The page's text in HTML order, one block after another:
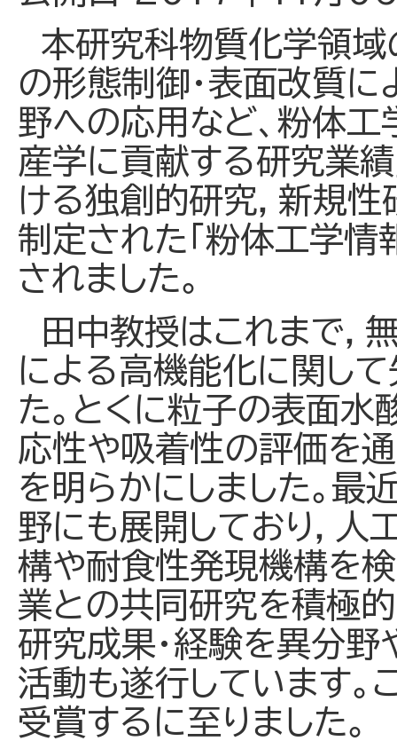
本研究科物質化学領域
の形態制御・表面改質
野への応用など、粉体工
産学に貢献する研究業績
ける独創的研究，新規
制定された「粉体工学情
されました。
田中教授はこれまで，
による高機能化に関し
た。とくに粒子の表面水
応性や吸着性の評価を
を明らかにしました。最
野にも展開しており，
構や耐食性発現機構を検
業との共同研究を積極
研究成果・経験を異分
活動も遂行しています。
受賞するに至りました。